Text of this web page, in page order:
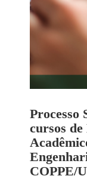
Processo
cursos
COPPE/